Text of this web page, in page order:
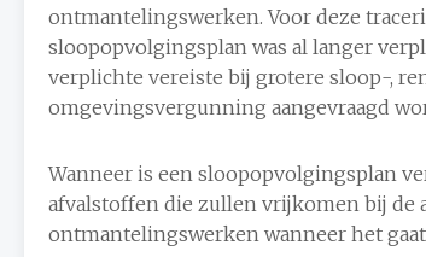
ontmantelingswerken. Voor deze
sloopopvolgingsplan was al langer
verplichte vereiste bij grotere sloop-,
omgevingsvergunning aangevraagd
Wanneer is een sloopopvolgingsplan
afvalstoffen die zullen vrijkomen bij de
ontmantelingswerken wanneer het